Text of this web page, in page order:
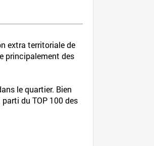
extra territoriale de
principalement des
le quartier. Bien
du TOP 100 des